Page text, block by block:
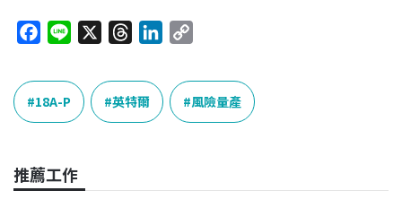
c
e
b
o
k
n
r
e
a
k
n
p
y
L
k
18A-P 英特爾 風險量產
推薦工作